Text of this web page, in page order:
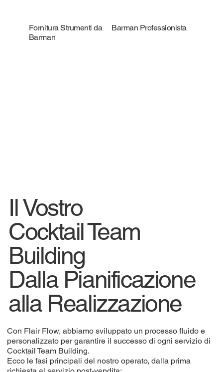
Fornitura Strumenti da
Barman
Barman Professionista
Il Vostro
Cocktail Team
Building
Dalla Pianificazione
alla Realizzazione
Con Flair Flow, abbiamo sviluppato un processo fluido e
personalizzato per garantire il successo di ogni servizio di
Cocktail Team Building.
Ecco le fasi principali del nostro operato, dalla prima